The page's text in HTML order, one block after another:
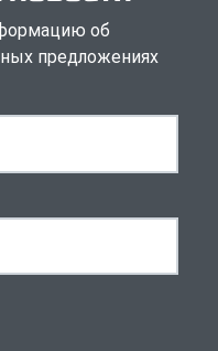
об
предложениях